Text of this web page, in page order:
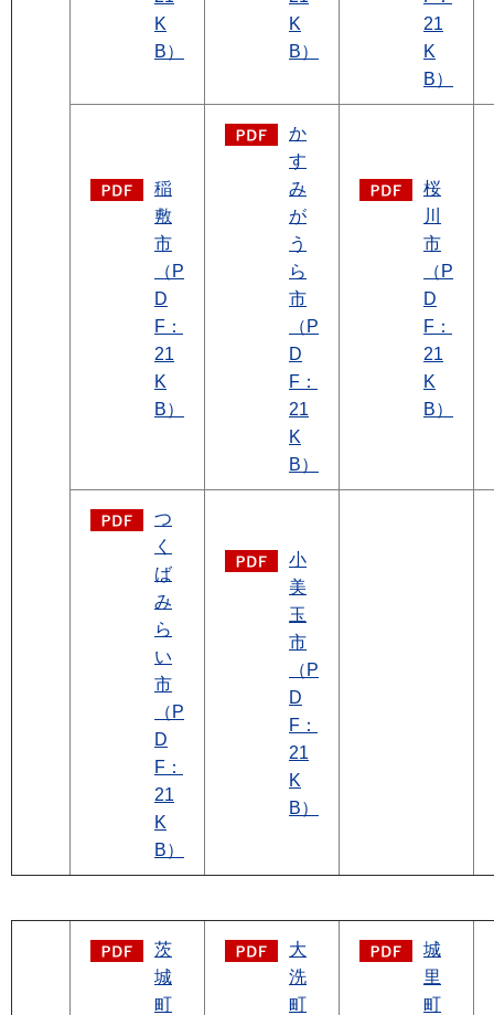
K
B）
K
B）
21
K
B）
稲
敷
市
（P
D
F：
21
K
B）
か
す
み
が
う
ら
市
（P
D
F：
21
K
B）
桜
川
市
（P
D
F：
21
K
B）
つ
く
ば
み
ら
い
市
（P
D
F：
21
K
B）
小
美
玉
市
（P
D
F：
21
K
B）
茨
城
町
大
洗
町
城
里
町